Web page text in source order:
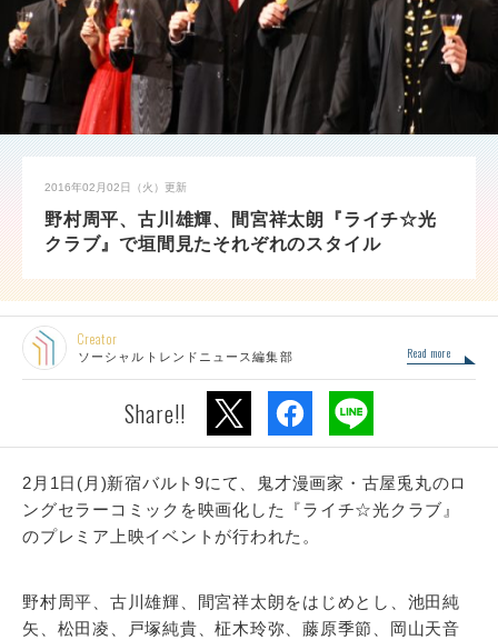
2016年02月02日（火） 更新
野村周平、古川雄輝、間宮祥太朗『ライチ☆光
クラブ』で垣間見たそれぞれのスタイル
Creator
ソーシャルトレンドニュース編集部 Read more
Share!!
2月1日(月)新宿バルト9にて、鬼才漫画家・古屋兎丸のロ
ングセラーコミックを映画化した『ライチ☆光クラブ』
のプレミア上映イベントが行われた。
野村周平、古川雄輝、間宮祥太朗をはじめとし、池田純
矢、松田凌、戸塚純貴、柾木玲弥、藤原季節、岡山天音